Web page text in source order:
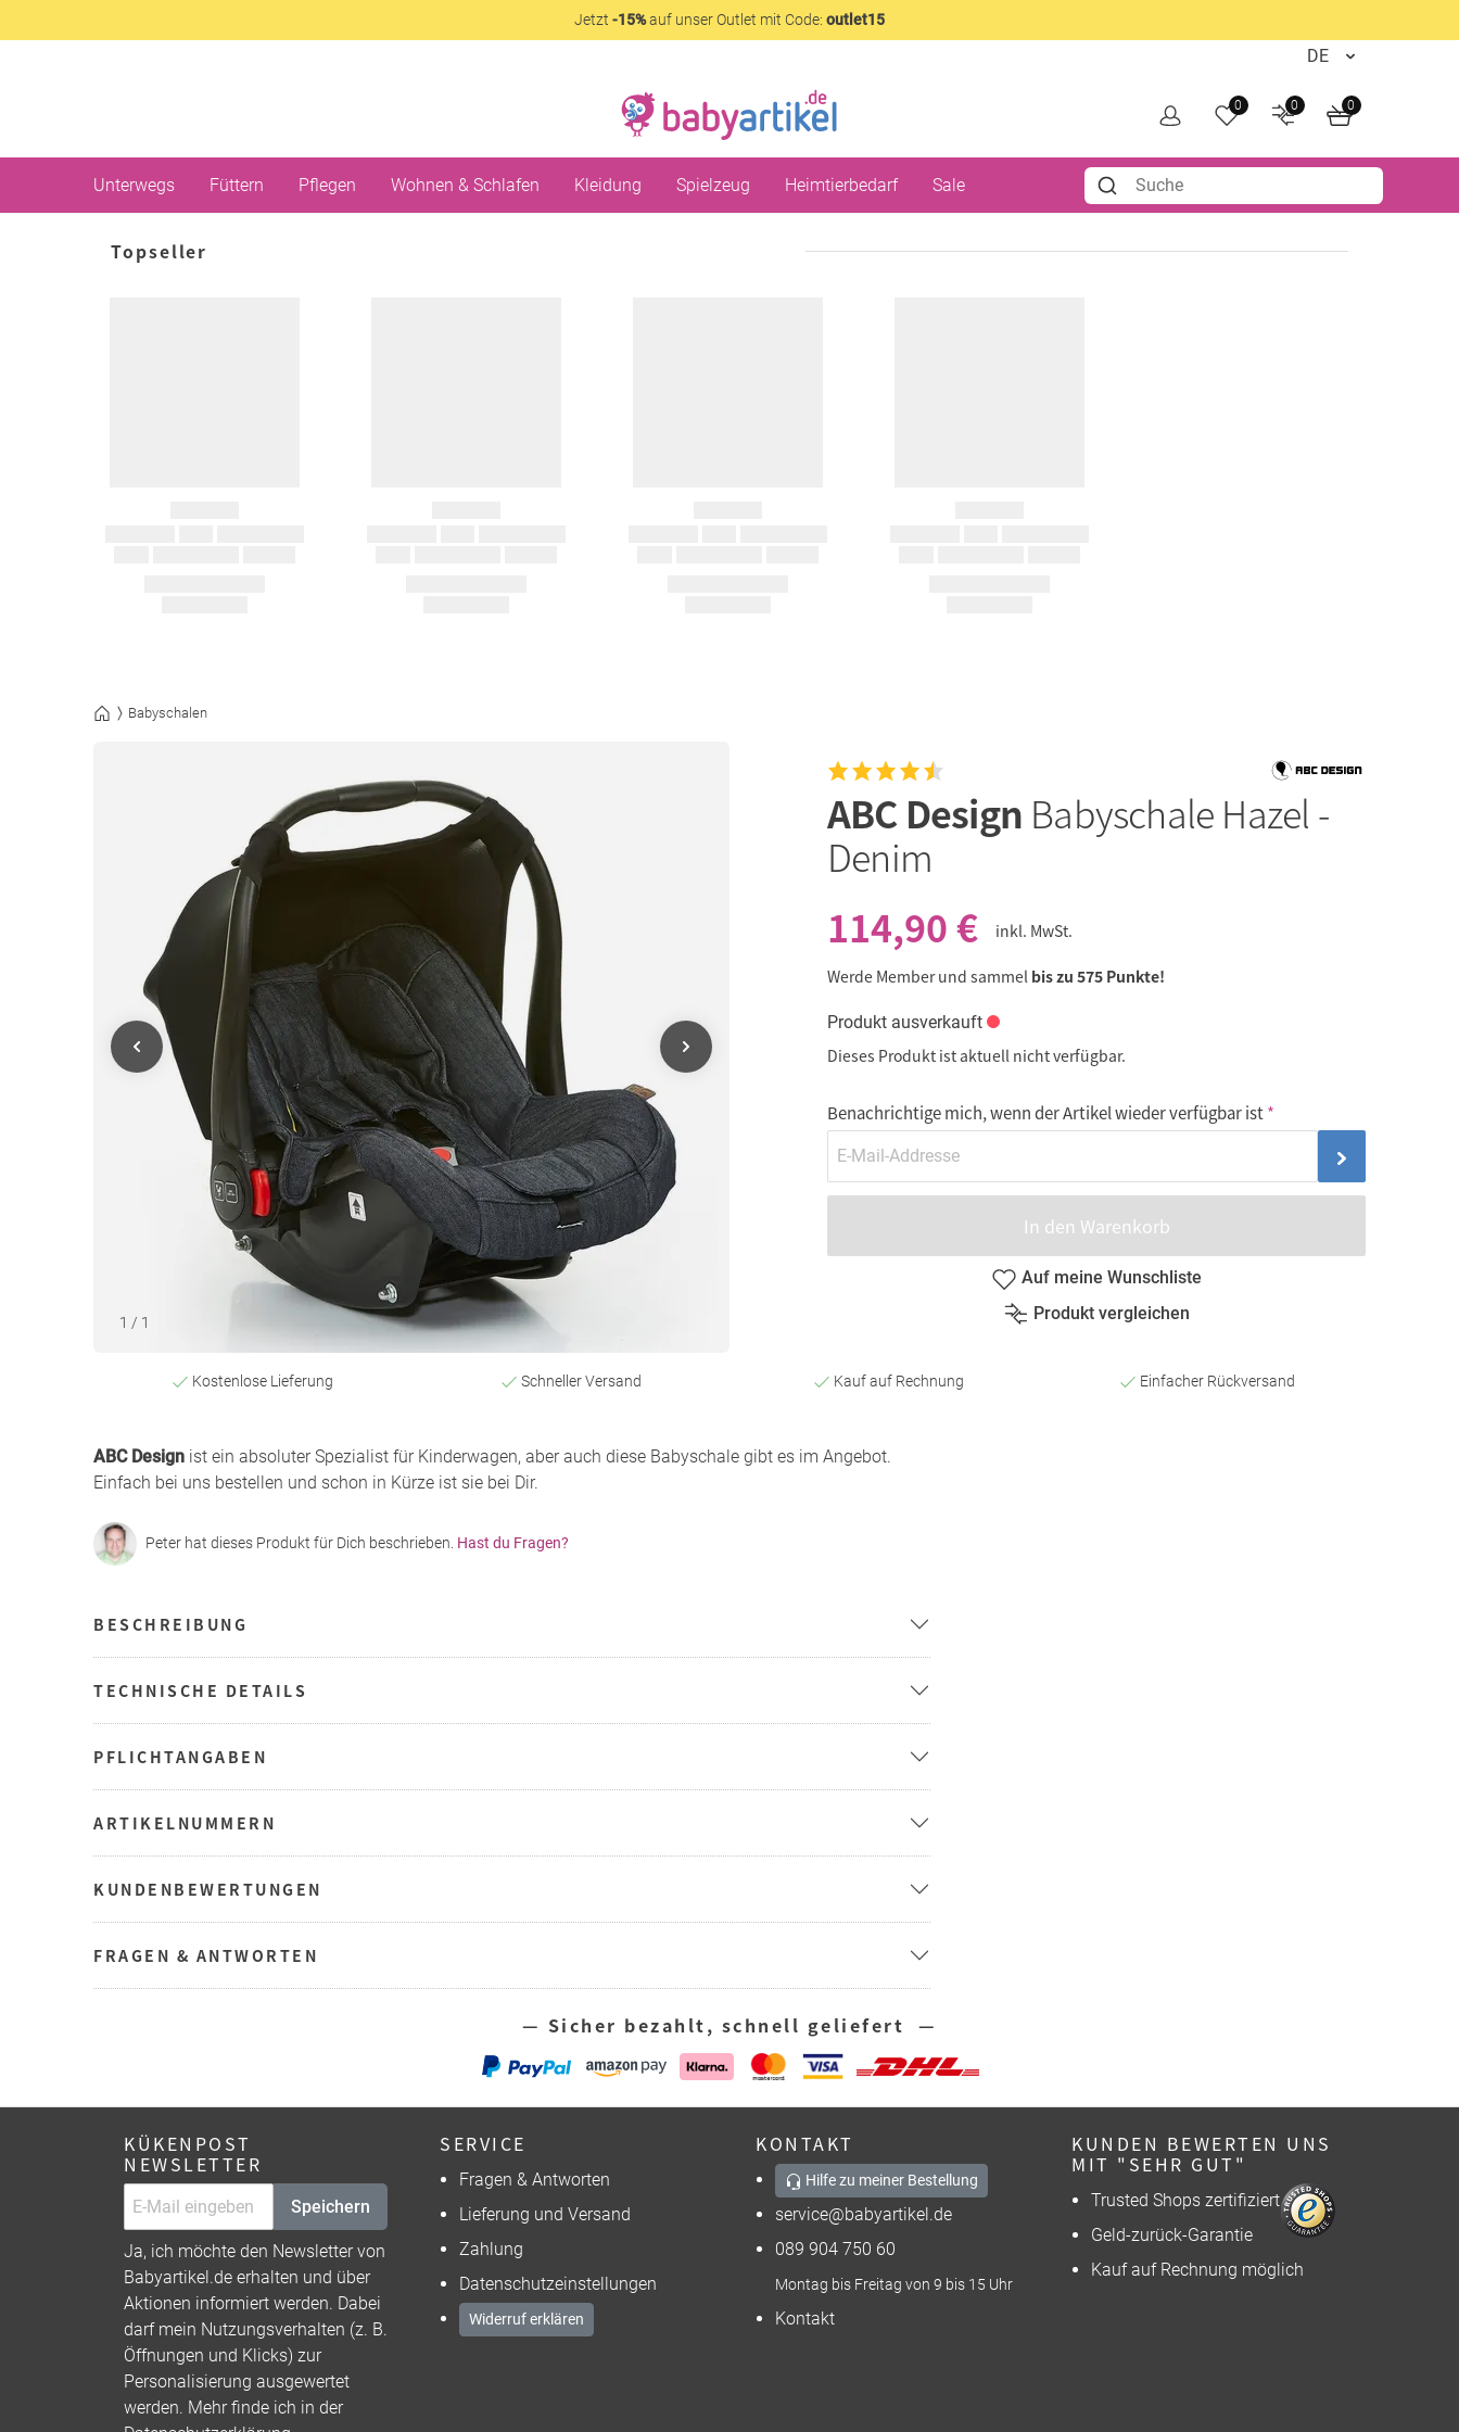
Jetzt -15%auf unser Outlet mit Code: outlet15
0 0 0
Unterwegs Füttern Pflegen Wohnen & Schlafen Kleidung Spielzeug Heimtierbedarf Sale
Topseller
Babyschalen
1 / 1
ABC Design Babyschale Hazel -
Denim
114,90 €
inkl. MwSt.
Werde Member und sammel bis zu 575 Punkte!
Produkt ausverkauft
Dieses Produkt ist aktuell nicht verfügbar.
Benachrichtige mich, wenn der Artikel wieder verfügbar ist
In den Warenkorb
Auf meine Wunschliste
Produkt vergleichen
Kostenlose Lieferung Schneller Versand Kauf auf Rechnung Einfacher Rückversand
ABC Design ist ein absoluter Spezialist für Kinderwagen, aber auch diese Babyschale gibt es im Angebot.
Einfach bei uns bestellen und schon in Kürze ist sie bei Dir.
Peter hat dieses Produkt für Dich beschrieben. Hast du Fragen?
BESCHREIBUNG
TECHNISCHE DETAILS
PFLICHTANGABEN
ARTIKELNUMMERN
KUNDENBEWERTUNGEN
FRAGEN & ANTWORTEN
— Sicher bezahlt, schnell geliefert —
KÜKENPOST
NEWSLETTER
Speichern
Ja, ich möchte den Newsletter von
Babyartikel.de erhalten und über
Aktionen informiert werden. Dabei
darf mein Nutzungsverhalten (z. B.
Öffnungen und Klicks) zur
Personalisierung ausgewertet
werden. Mehr finde ich in der
SERVICE
Fragen & Antworten
Lieferung und Versand
Zahlung
Datenschutzeinstellungen
Widerruf erklären
KONTAKT
Hilfe zu meiner Bestellung
service@babyartikel.de
089 904 750 60
Montag bis Freitag von 9 bis 15 Uhr
Kontakt
KUNDEN BEWERTEN UNS
MIT "SEHR GUT"
Trusted Shops zertifiziert
Geld-zurück-Garantie
Kauf auf Rechnung möglich